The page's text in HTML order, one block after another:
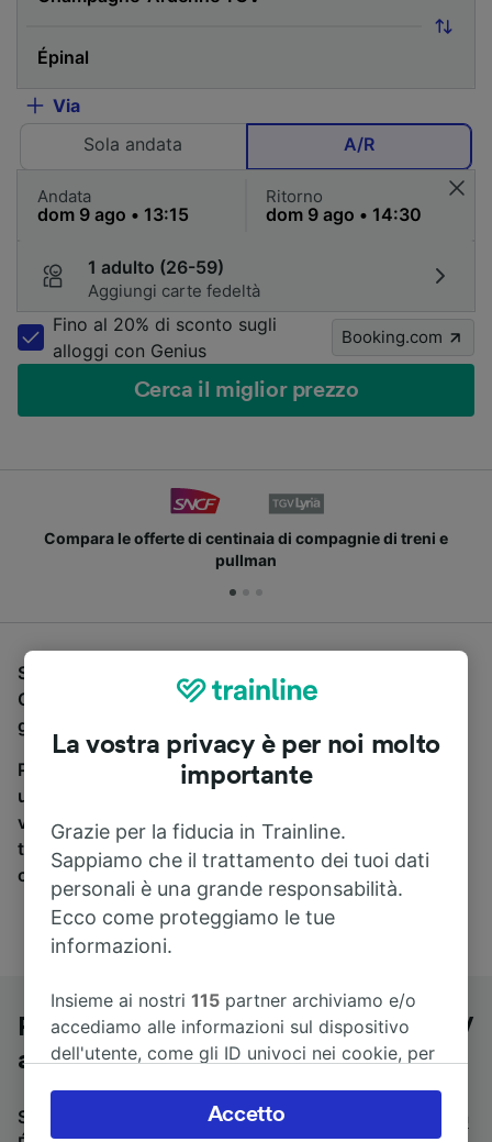
Via
Sola andata
A/R
Andata Ritorno
1 adulto (26-59)
Aggiungi carte fedeltà
Fino al 20% di sconto sugli
alloggi con Genius
Booking.com
Cerca il miglior prezzo
Compara le offerte di centinaia di compagnie di treni e
pullman
Se stai cercando un pullman per viaggiare da
Champagne-Ardenne TGV a Épinal, sei nel posto
giusto.
Per trovare i biglietti dei pullman, è sufficiente avviare
una ricerca in alto, e compareremo i tempi e i costi del
viaggio in treno e in pullman. Con Trainline puoi
trovare i biglietti per viaggiare con oltre 170
compagnie ferroviarie e dei pullman.
Pullman da Champagne-Ardenne TGV
a Épinal
Stai cercando un viaggio di ritorno? Vai su
La vostra privacy è per noi molto
importante
Grazie per la fiducia in Trainline.
Sappiamo che il trattamento dei tuoi dati
personali è una grande responsabilità.
Ecco come proteggiamo le tue
informazioni.
Insieme ai nostri115 partner archiviamo e/o
accediamo alle informazioni sul dispositivo
dell'utente, come gli ID univoci nei cookie, per
accettare o gestire le proprie scelte facendo
clic di seguito, tra cui il proprio diritto di
Accetto